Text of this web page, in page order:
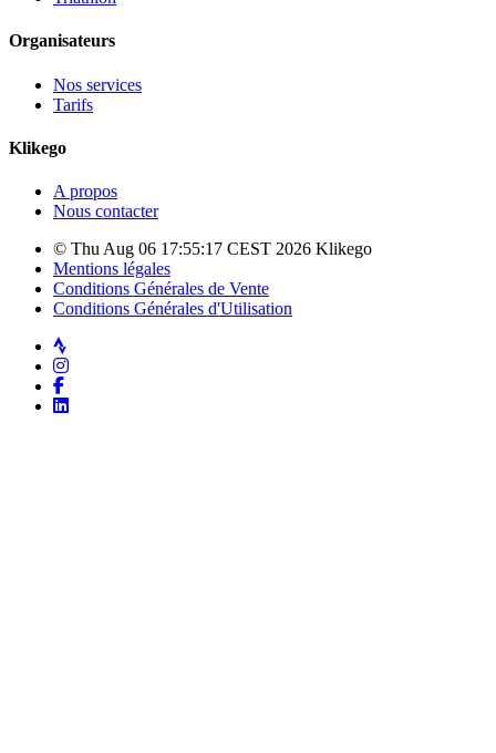
Organisateurs
Nos services
Tarifs
Klikego
A propos
Nous contacter
© Thu Aug 06 17:55:17 CEST 2026 Klikego
Mentions légales
Conditions Générales de Vente
Conditions Générales d'Utilisation
Strava
Instagram
Facebook
LinkedIn